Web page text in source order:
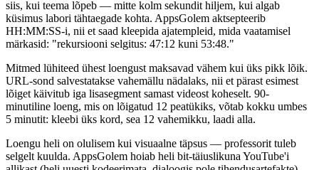
siis, kui teema lõpeb — mitte kolm sekundit hiljem, kui algab
küsimus labori tähtaegade kohta. AppsGolem aktsepteerib
HH:MM:SS-i, nii et saad kleepida ajatempleid, mida vaatamisel
märkasid: "rekursiooni selgitus: 47:12 kuni 53:48."
Mitmed lühiteed ühest loengust maksavad vähem kui üks pikk lõik.
URL-sond salvestatakse vahemällu nädalaks, nii et pärast esimest
lõiget käivitub iga lisasegment samast videost koheselt. 90-
minutiline loeng, mis on lõigatud 12 peatükiks, võtab kokku umbes
5 minutit: kleebi üks kord, sea 12 vahemikku, laadi alla.
Loengu heli on olulisem kui visuaalne täpsus — professorit tuleb
selgelt kuulda. AppsGolem hoiab heli bit-täiuslikuna YouTube'i